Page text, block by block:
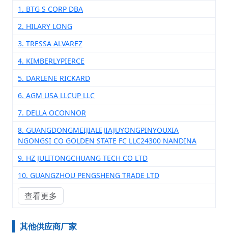
1. BTG S CORP DBA
2. HILARY LONG
3. TRESSA ALVAREZ
4. KIMBERLYPIERCE
5. DARLENE RICKARD
6. AGM USA LLCUP LLC
7. DELLA OCONNOR
8. GUANGDONGMEIJIALEJIAJUYONGPINYOUXIA
NGONGSI CO GOLDEN STATE FC LLC24300 NANDINA
9. HZ JULITONGCHUANG TECH CO LTD
10. GUANGZHOU PENGSHENG TRADE LTD
查看更多
其他供应商厂家